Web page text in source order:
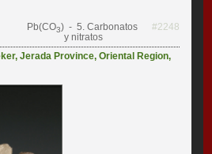
Pb(CO3)- 5. Carbonatos
y nitratos
#2248
,Jerada Province,Oriental Region,